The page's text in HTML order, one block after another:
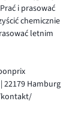
i prasować
chemicznie
letnim
22179 Hamburg
kontakt/